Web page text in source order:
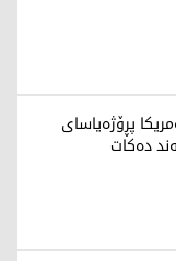
پڕۆژەیاسای
ده‌كات